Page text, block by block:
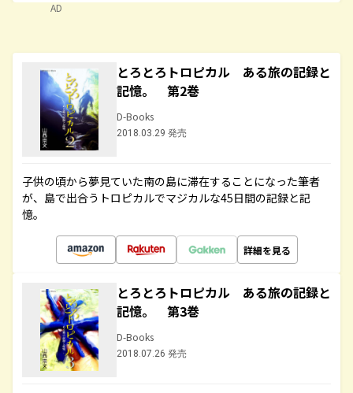
AD
とろとろトロピカル ある旅の記録と
記憶。 第2巻
D-Books
2018.03.29 発売
子供の頃から夢見ていた南の島に滞在することになった筆者
が、島で出合うトロピカルでマジカルな45日間の記録と記
憶。
詳細を見る
とろとろトロピカル ある旅の記録と
記憶。 第3巻
D-Books
2018.07.26 発売